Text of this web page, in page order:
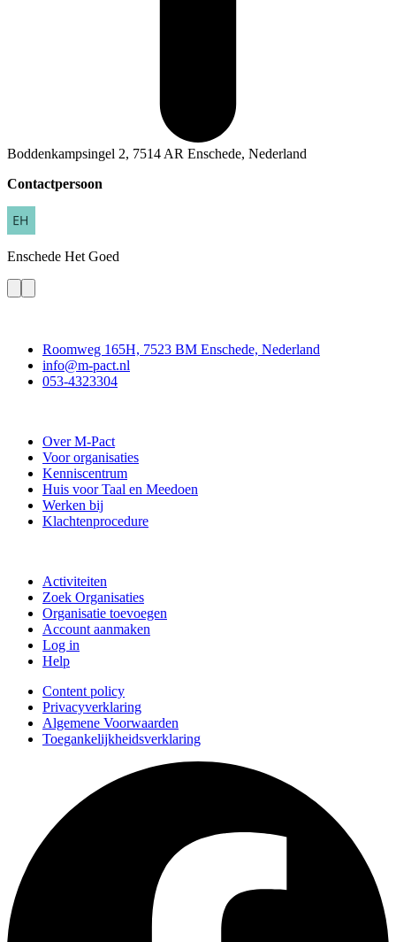
Boddenkampsingel 2, 7514 AR Enschede, Nederland
Contactpersoon
Enschede Het Goed
Roomweg 165H, 7523 BM Enschede, Nederland
info@m-pact.nl
053-4323304
Over M-Pact
Voor organisaties
Kenniscentrum
Huis voor Taal en Meedoen
Werken bij
Klachtenprocedure
Activiteiten
Zoek Organisaties
Organisatie toevoegen
Account aanmaken
Log in
Help
Content policy
Privacyverklaring
Algemene Voorwaarden
Toegankelijkheidsverklaring